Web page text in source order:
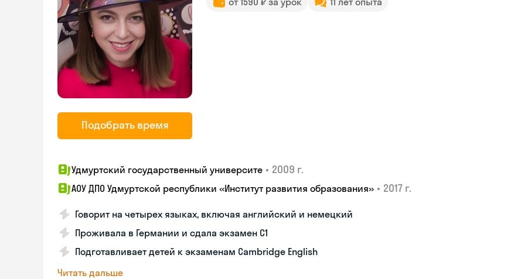
Подобрать время
Удмуртский государственный университе • 2009 г.
АОУ ДПО Удмуртской республики «Институт развития образования» • 2017 г.
Говорит на четырех языках, включая английский и немецкий
Проживала в Германии и сдала экзамен С1
Подготавливает детей к экзаменам Cambridge English
Читать дальше